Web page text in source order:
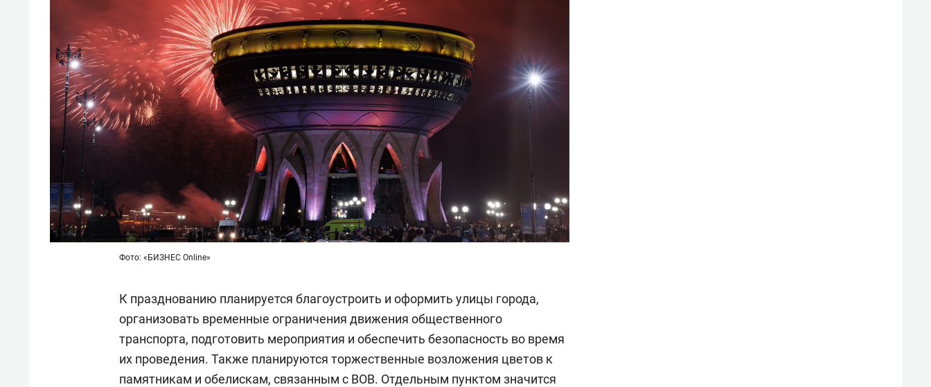
Фото: «БИЗНЕС Online»
К празднованию планируется благоустроить и оформить улицы города,
организовать временные ограничения движения общественного
транспорта, подготовить мероприятия и обеспечить безопасность во время
их проведения. Также планируются торжественные возложения цветов к
памятникам и обелискам, связанным с ВОВ. Отдельным пунктом значится